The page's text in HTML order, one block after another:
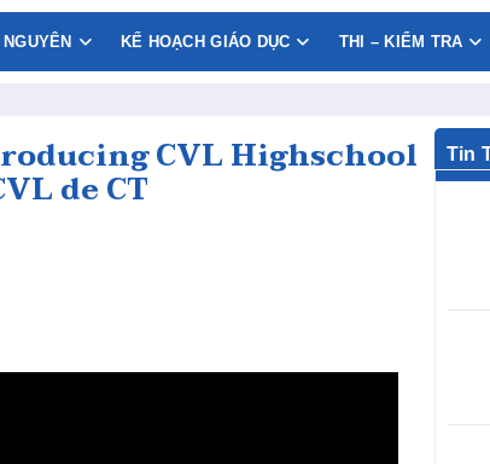
KẾ HOẠCH GIÁO DỤC THI – KIỂM TRA
CVL Highschool
de CT
Tin